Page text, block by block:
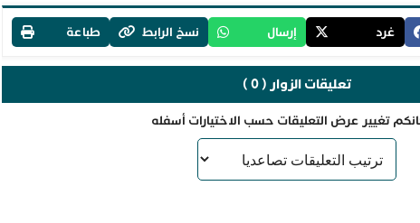
غرد إرسال نسخ الرابط طباعة
تعليقات الزوار ( 0 )
تغيير عرض التعليقات حسب الاختيارات أسفله